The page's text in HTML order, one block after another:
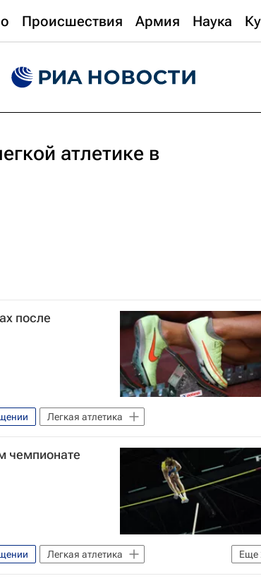
Происшествия Армия Наука
атлетике в
после
Легкая атлетика
чемпионате
Еще
Легкая атлетика
ассоциация (World Athletics)